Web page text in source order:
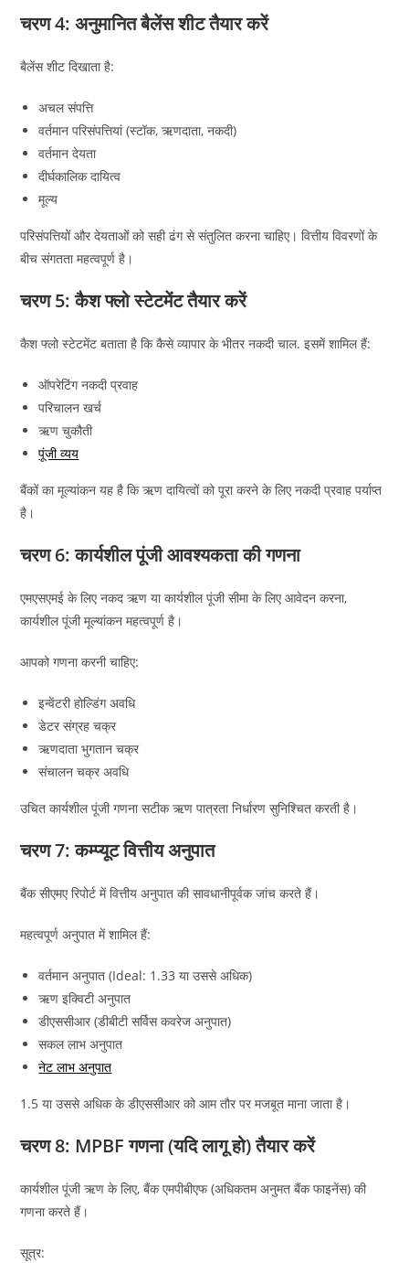
चरण 4: अनुमानित बैलेंस शीट तैयार करें
बैलेंस शीट दिखाता है:
अचल संपत्ति
वर्तमान परिसंपत्तियां (स्टॉक, ऋणदाता, नकदी)
वर्तमान देयता
दीर्घकालिक दायित्व
मूल्य
परिसंपत्तियों और देयताओं को सही ढंग से संतुलित करना चाहिए। वित्तीय विवरणों के
बीच संगतता महत्वपूर्ण है।
चरण 5: कैश फ्लो स्टेटमेंट तैयार करें
कैश फ्लो स्टेटमेंट बताता है कि कैसे व्यापार के भीतर नकदी चाल. इसमें शामिल हैं:
ऑपरेटिंग नकदी प्रवाह
परिचालन खर्च
ऋण चुकौती
पूंजी व्यय
बैंकों का मूल्यांकन यह है कि ऋण दायित्वों को पूरा करने के लिए नकदी प्रवाह पर्याप्त
है।
चरण 6: कार्यशील पूंजी आवश्यकता की गणना
एमएसएमई के लिए नकद ऋण या कार्यशील पूंजी सीमा के लिए आवेदन करना,
कार्यशील पूंजी मूल्यांकन महत्वपूर्ण है।
आपको गणना करनी चाहिए:
इन्वेंटरी होल्डिंग अवधि
डेटर संग्रह चक्र
ऋणदाता भुगतान चक्र
संचालन चक्र अवधि
उचित कार्यशील पूंजी गणना सटीक ऋण पात्रता निर्धारण सुनिश्चित करती है।
चरण 7: कम्प्यूट वित्तीय अनुपात
बैंक सीएमए रिपोर्ट में वित्तीय अनुपात की सावधानीपूर्वक जांच करते हैं।
महत्वपूर्ण अनुपात में शामिल हैं:
वर्तमान अनुपात (Ideal: 1.33 या उससे अधिक)
ऋण इक्विटी अनुपात
डीएससीआर (डीबीटी सर्विस कवरेज अनुपात)
सकल लाभ अनुपात
नेट लाभ अनुपात
1.5 या उससे अधिक के डीएससीआर को आम तौर पर मजबूत माना जाता है।
चरण 8: MPBF गणना (यदि लागू हो) तैयार करें
कार्यशील पूंजी ऋण के लिए, बैंक एमपीबीएफ (अधिकतम अनुमत बैंक फाइनेंस) की
गणना करते हैं।
सूत्र: